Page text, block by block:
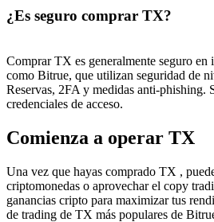
¿Es seguro comprar TX?
Comprar TX es generalmente seguro en
como Bitrue, que utilizan seguridad de
Reservas, 2FA y medidas anti-phishing.
credenciales de acceso.
Comienza a operar TX
Una vez que hayas comprado TX ,
criptomonedas o aprovechar el copy
ganancias cripto para maximizar tus
de trading de TX más populares de